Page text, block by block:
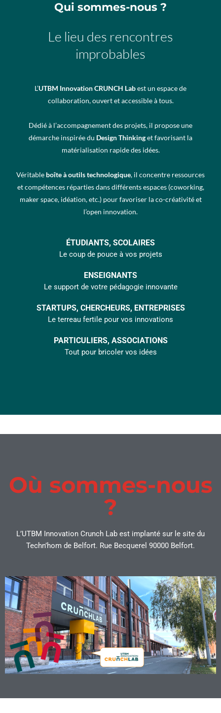
Qui sommes-nous ?
Le lieu des rencontres
improbables
L’UTBM Innovation CRUNCH Labest un espace de
collaboration, ouvert et accessible à tous.
Dédié à l’accompagnement des projets, il propose une
démarche inspirée du Design Thinkinget favorisant la
matérialisation rapide des idées.
Véritable boîte à outils technologique, il concentre ressources
et compétences réparties dans différents espaces (coworking,
maker space, idéation, etc.) pour favoriser la co-créativité et
l’open innovation.
ÉTUDIANTS, SCOLAIRES
Le coup de pouce à vos projets
ENSEIGNANTS
Le support de votre pédagogie innovante
STARTUPS, CHERCHEURS, ENTREPRISES
Le terreau fertile pour vos innovations
PARTICULIERS, ASSOCIATIONS
Tout pour bricoler vos idées
Où sommes-nous
?
L’UTBM Innovation Crunch Lab est implanté sur le site du
Techn’hom de Belfort. Rue Becquerel 90000 Belfort.